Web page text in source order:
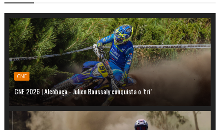
CNE
CNE 2026 | Alcobaça - Julien Roussaly conquista o ‘tri’